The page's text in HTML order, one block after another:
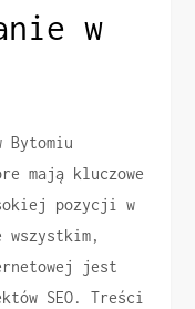
w
Bytomiu
mają kluczowe
pozycji w
wszystkim,
jest
SEO. Treści